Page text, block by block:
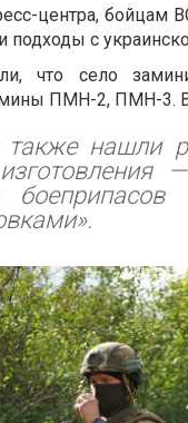
центра, бойцам
подходы с
что село
ПМН-2, ПМН-3.
нашли